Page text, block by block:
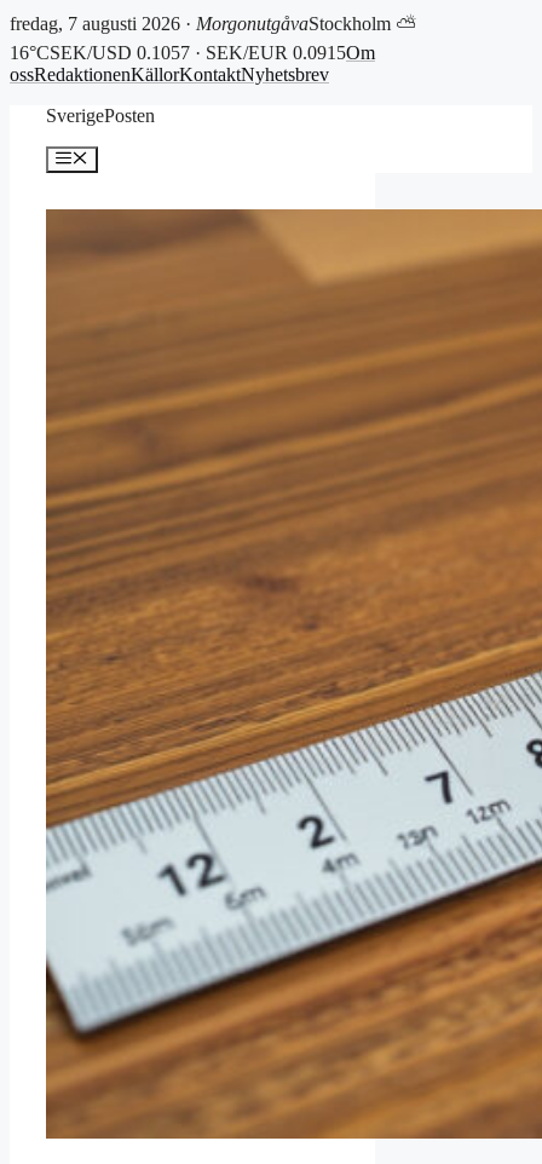
fredag, 7 augusti 2026 · MorgonutgåvaStockholm ⛅
16°CSEK/USD 0.1057 · SEK/EUR 0.0915Om
ossRedaktionenKällorKontaktNyhetsbrev
SverigePosten
Meny